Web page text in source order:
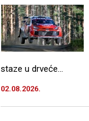
staze u drveće...
02.08.2026.